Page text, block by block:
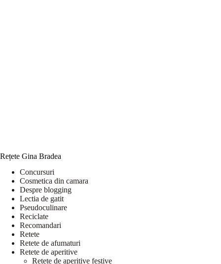
Rețete Gina Bradea
Concursuri
Cosmetica din camara
Despre blogging
Lectia de gatit
Pseudoculinare
Reciclate
Recomandari
Retete
Retete de afumaturi
Retete de aperitive
Retete de aperitive festive